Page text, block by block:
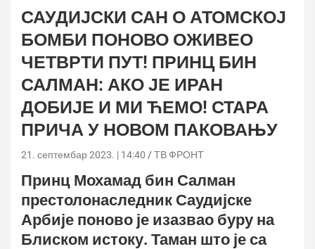
САУДИЈСКИ САН О АТОМСКОЈ
БОМБИ ПОНОВО ОЖИВЕО
ЧЕТВРТИ ПУТ! ПРИНЦ БИН
САЛМАН: АКО ЈЕ ИРАН
ДОБИЈЕ И МИ ЋЕМО! СТАРА
ПРИЧА У НОВОМ ПАКОВАЊУ
21. септембар 2023. | 14:40 ТВ ФРОНТ
Принц Мохамад бин Салман
престолонаследник Саудијске
Арбије поново је изазвао буру на
Блиском истоку. Таман што је са